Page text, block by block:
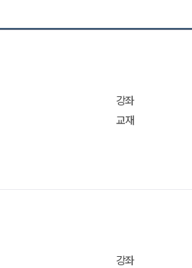
강좌
교재
강좌